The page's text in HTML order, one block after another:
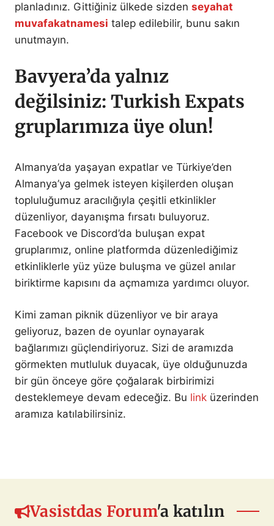
planladınız. Gittiğiniz ülkede sizden seyahat
muvafakatnamesi talep edilebilir, bunu sakın
unutmayın.
Bavyera’da yalnız
değilsiniz: Turkish Expats
gruplarımıza üye olun!
Almanya’da yaşayan expatlar ve Türkiye’den
Almanya’ya gelmek isteyen kişilerden oluşan
topluluğumuz aracılığıyla çeşitli etkinlikler
düzenliyor, dayanışma fırsatı buluyoruz.
Facebook ve Discord’da buluşan expat
gruplarımız, online platformda düzenlediğimiz
etkinliklerle yüz yüze buluşma ve güzel anılar
biriktirme kapısını da açmamıza yardımcı oluyor.
Kimi zaman piknik düzenliyor ve bir araya
geliyoruz, bazen de oyunlar oynayarak
bağlarımızı güçlendiriyoruz. Sizi de aramızda
görmekten mutluluk duyacak, üye olduğunuzda
bir gün önceye göre çoğalarak birbirimizi
desteklemeye devam edeceğiz. Bu link üzerinden
aramıza katılabilirsiniz.
Vasistdas Forum'a katılın